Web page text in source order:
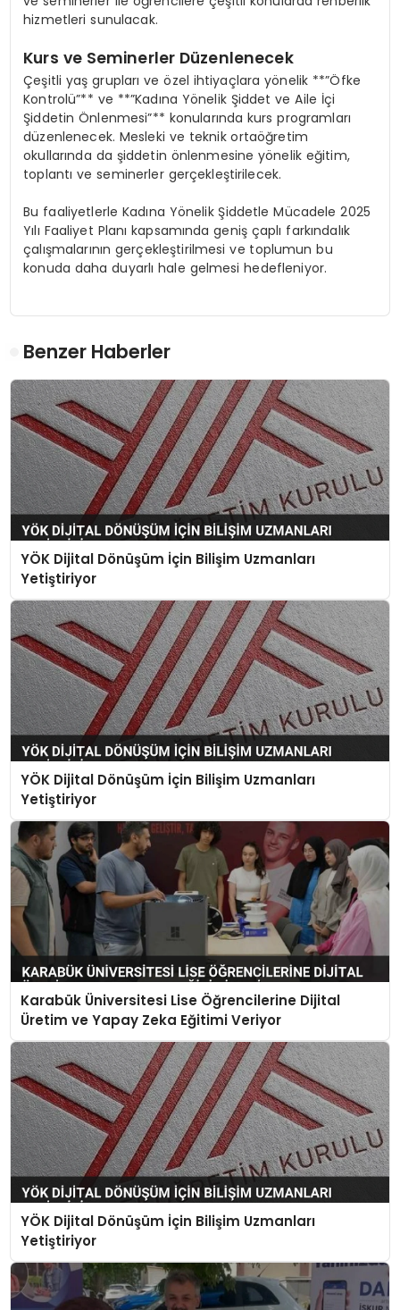
hizmetleri sunulacak.
Kurs ve Seminerler Düzenlenecek
Çeşitli yaş grupları ve özel ihtiyaçlara yönelik **”Öfke
Kontrolü”** ve **”Kadına Yönelik Şiddet ve Aile İçi
Şiddetin Önlenmesi”** konularında kurs programları
düzenlenecek. Mesleki ve teknik ortaöğretim
okullarında da şiddetin önlenmesine yönelik eğitim,
toplantı ve seminerler gerçekleştirilecek.
Bu faaliyetlerle Kadına Yönelik Şiddetle Mücadele 2025
Yılı Faaliyet Planı kapsamında geniş çaplı farkındalık
çalışmalarının gerçekleştirilmesi ve toplumun bu
konuda daha duyarlı hale gelmesi hedefleniyor.
Benzer Haberler
YÖK Dijital Dönüşüm İçin Bilişim Uzmanları
Yetiştiriyor
YÖK Dijital Dönüşüm İçin Bilişim Uzmanları
Yetiştiriyor
Karabük Üniversitesi Lise Öğrencilerine Dijital
Üretim ve Yapay Zeka Eğitimi Veriyor
YÖK Dijital Dönüşüm İçin Bilişim Uzmanları
Yetiştiriyor